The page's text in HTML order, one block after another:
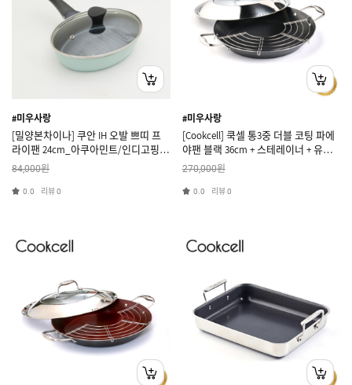
#미우사랑
[밀양본차이나] 쿠안 IH 오발 쁘띠 프
라이팬 24cm_아쿠아민트/인디고핑
크/크림베이지
84,000원
0.0 리뷰0
#미우사랑
[Cookcell] 쿡셀 통3중 더블 코팅 파에
야팬 블랙 36cm + 스테레이너 + 유리
뚜껑
270,000원
0.0 리뷰0